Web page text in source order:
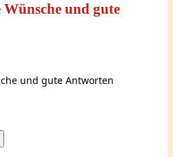
Wünsche und gute
und gute Antworten